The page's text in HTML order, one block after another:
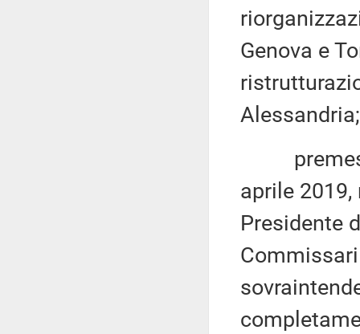
Genova e
Alessandria;
aprile 2019,
Presidente